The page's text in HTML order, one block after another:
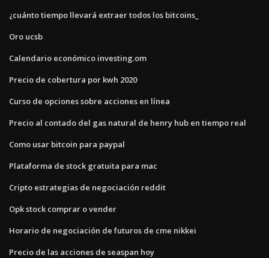
¿cuánto tiempo llevará extraer todos los bitcoins_
Oro ucsb
Calendario económico investing.om
Precio de cobertura por kwh 2020
Curso de opciones sobre acciones en línea
Precio al contado del gas natural de henry hub en tiempo real
Como usar bitcoin para paypal
Plataforma de stock gratuita para mac
Cripto estrategias de negociación reddit
Opk stock comprar o vender
Horario de negociación de futuros de cme nikkei
Precio de las acciones de seaspan hoy